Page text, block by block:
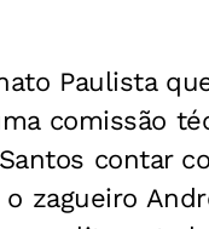
Paulista
comissão
contar
zagueiro